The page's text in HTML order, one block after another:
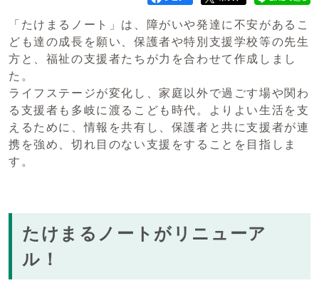
「たけまるノート」は、障がいや発達に不安があるこ
ども達の成長を願い、保護者や特別支援学校等の先生
方と、福祉の支援者たちが力を合わせて作成しまし
た。
ライフステージが変化し、家庭以外で過ごす場や関わ
る支援者も多岐に渡るこども時代。よりよい生活を支
えるために、情報を共有し、保護者と共に支援者が連
携を強め、切れ目のない支援をすることを目指しま
す。
たけまるノートがリニューア
ル！